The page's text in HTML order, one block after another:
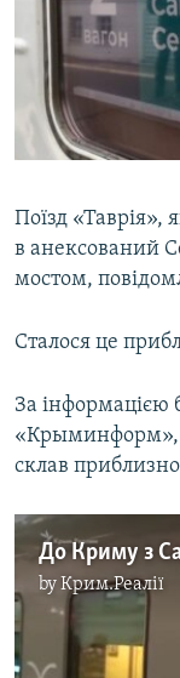
СПЕЦПРОЕКТИ
ДЕПОРТАЦІЯ
ВІДЕОУРОКИ
СВІДЧЕННЯ
ІНФОГРАФІКА
ЯК ОБІЙТИ
Русский
Qırımtatar
ДОЛУЧАЙСЯ!
Усі сайти RFE/
Поїзд «Таврія»,
в анексований
мостом,
Сталося це
За інформацією
«Крыминформ»,
склав
byКрим.Реалії
No